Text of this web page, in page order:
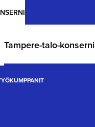
Tampere-talo-konserni